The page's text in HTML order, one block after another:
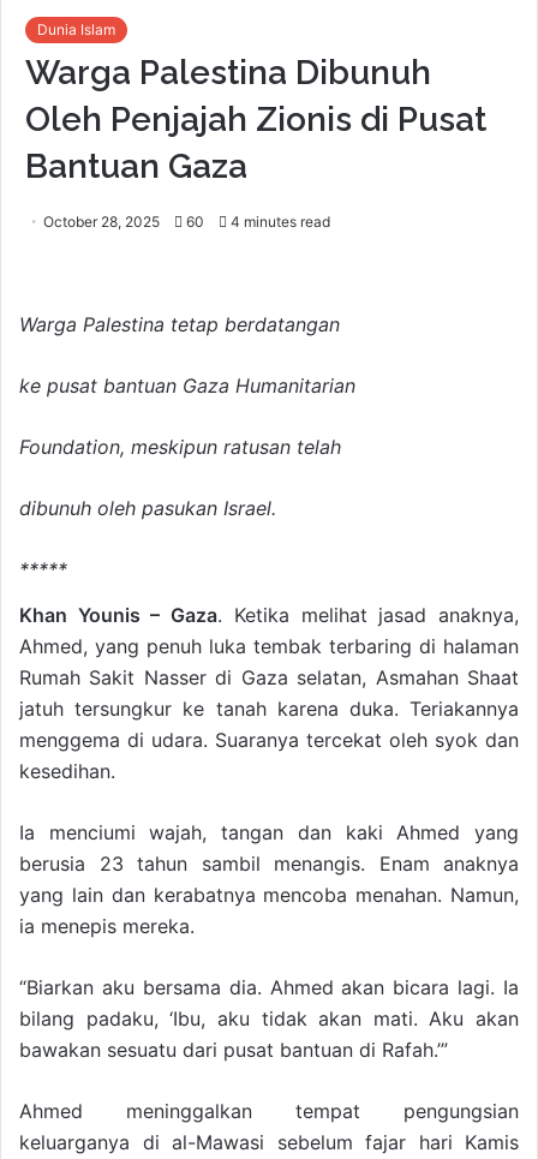
Dunia Islam
Warga Palestina Dibunuh
Oleh Penjajah Zionis di Pusat
Bantuan Gaza
October 28, 2025 60 4 minutes read
Warga Palestina tetap berdatangan
ke pusat bantuan Gaza Humanitarian
Foundation, meskipun ratusan telah
dibunuh oleh pasukan Israel.
*****
Khan Younis – Gaza. Ketika melihat jasad anaknya,
Ahmed, yang penuh luka tembak terbaring di halaman
Rumah Sakit Nasser di Gaza selatan, Asmahan Shaat
jatuh tersungkur ke tanah karena duka. Teriakannya
menggema di udara. Suaranya tercekat oleh syok dan
kesedihan.
Ia menciumi wajah, tangan dan kaki Ahmed yang
berusia 23 tahun sambil menangis. Enam anaknya
yang lain dan kerabatnya mencoba menahan. Namun,
ia menepis mereka.
“Biarkan aku bersama dia. Ahmed akan bicara lagi. Ia
bilang padaku, ‘Ibu, aku tidak akan mati. Aku akan
bawakan sesuatu dari pusat bantuan di Rafah.’”
Ahmed meninggalkan tempat pengungsian
keluarganya di al-Mawasi sebelum fajar hari Kamis